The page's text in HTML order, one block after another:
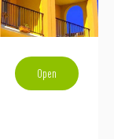
Open